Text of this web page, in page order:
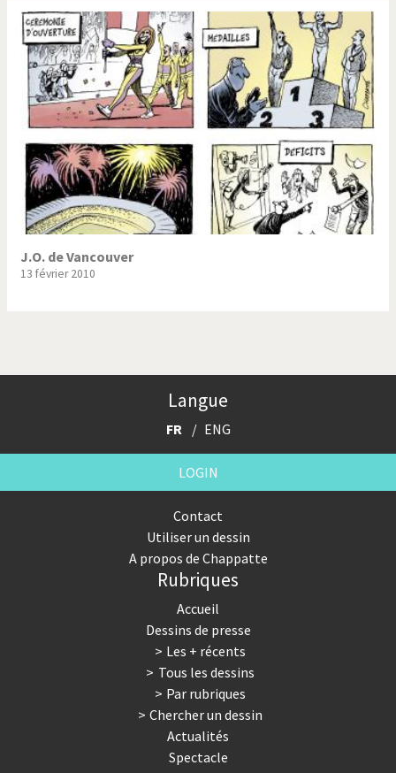
J.O. de Vancouver
13 février 2010
Langue
FR ENG
LOGIN
Contact
Utiliser un dessin
A propos de Chappatte
Rubriques
Accueil
Dessins de presse
Les + récents
Tous les dessins
Par rubriques
Chercher un dessin
Actualités
Spectacle